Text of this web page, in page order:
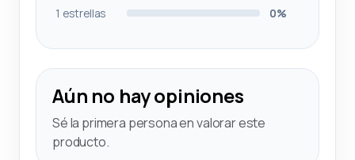
1 estrellas 0%
Aún no hay opiniones
Sé la primera persona en valorar este
producto.